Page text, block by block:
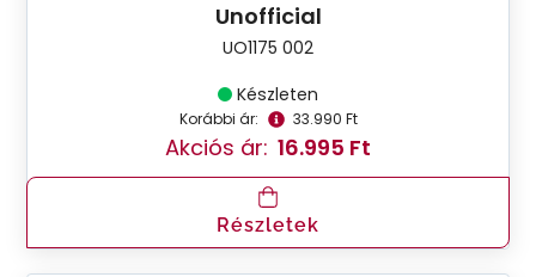
Unofficial
UO1175 002
Készleten
Korábbi ár: 33.990 Ft
Akciós ár: 16.995 Ft
Részletek